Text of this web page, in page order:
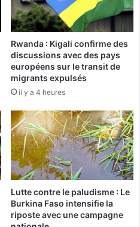
Rwanda : Kigali confirme des
discussions avec des pays
européens sur le transit de
migrants expulsés
il y a 4 heures
Lutte contre le paludisme : Le
Burkina Faso intensifie la
riposte avec une campagne